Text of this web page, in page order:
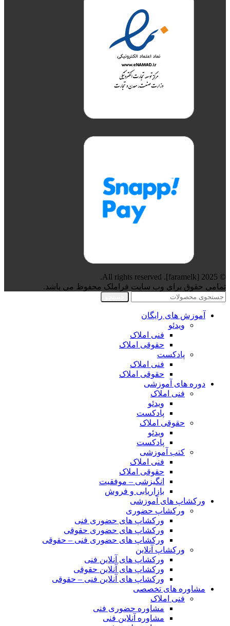
© 2025 [faramelk]. All rights reserved.
تمامی حقوق برای وب سایت فراملک محفوظ می باشد.
آموزش های رایگان
ویدئو
فنی املاک
حقوقی املاک
پادکست
فنی املاک
حقوقی املاک
دوره های آموزشی
فنی املاک
ویدئو
پادکست
حقوقی املاک
ویدئو
پادکست
کتب آموزشی
فنی املاک
حقوقی املاک
انگیزشی – موفقیت
بازاریابی و فروش
ورکشاپ های آموزشی
ورکشاپ حضوری
ورکشاپ های حضوری فنی
ورکشاپ های حضوری حقوقی
ورکشاپ های حضوری فنی – حقوقی
ورکشاپ آنلاین
ورکشاپ های آنلاین فنی
ورکشاپ های آنلاین حقوقی
ورکشاپ های آنلاین فنی – حقوقی
مشاوره های تخصصی
فنی املاک
مشاوره حضوری فنی
مشاوره آنلاین فنی